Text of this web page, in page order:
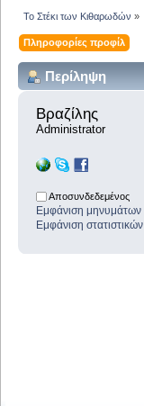
Το Στέκι των Κιθαρωδών »
Πληροφορίες προφίλ
Περίληψη
Βραζίλης
Administrator
Αποσυνδεδεμένος
Εμφάνιση μηνυμάτων
Εμφάνιση στατιστικών